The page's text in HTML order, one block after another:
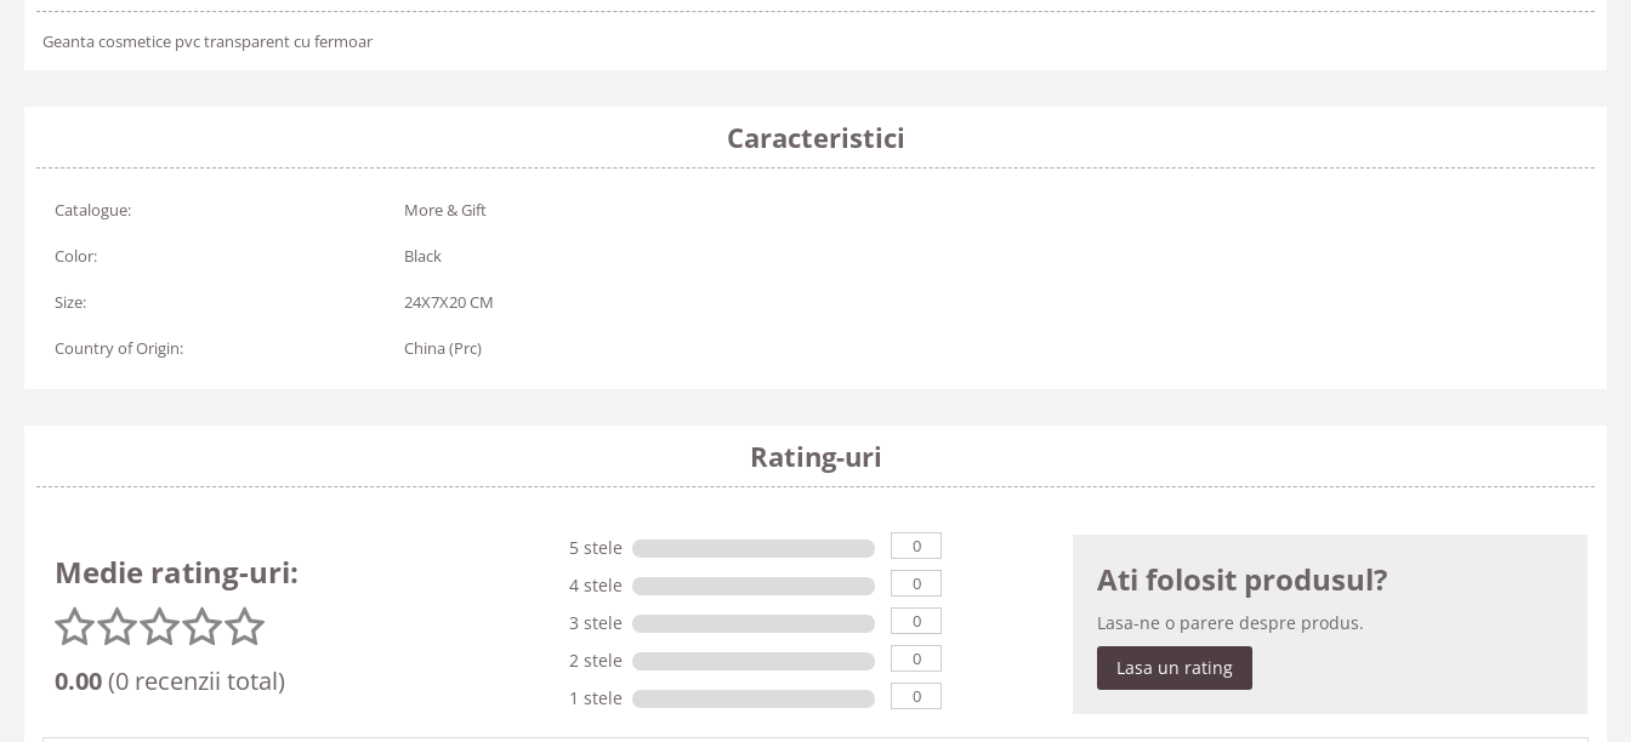
Geanta cosmetice pvc transparent cu fermoar
Caracteristici
Catalogue: More & Gift
Color: Black
Size: 24X7X20 CM
Country of Origin: China (Prc)
Rating-uri
Medie rating-uri:
0.00(0 recenzii total)
5 stele 0
4 stele 0
3 stele 0
2 stele 0
1 stele 0
Ati folosit produsul?
Lasa-ne o parere despre produs.
Lasa un rating